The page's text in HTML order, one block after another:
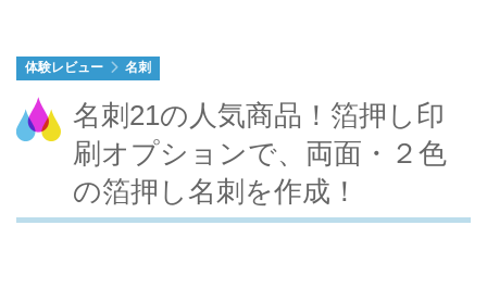
体験レビュー 名刺
名刺21の人気商品！箔押し印
刷オプションで、両面・２色
の箔押し名刺を作成！